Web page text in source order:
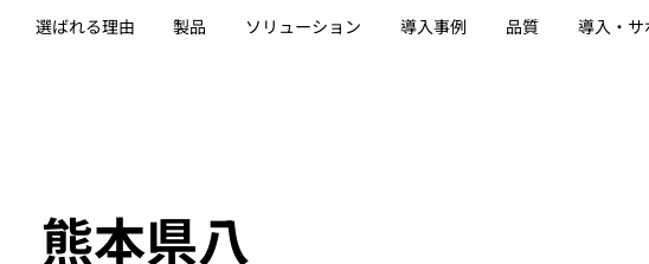
熊本県八
選ばれる理由 製品 ソリューション 導入事例 品質 導入・サ